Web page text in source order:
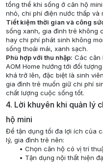
tổng thể khi sống ở căn hộ
nhỏ, chi phí điện nước thấp và
Tiết kiệm thời gian và công
sống xanh, gia đình trẻ không
hay chi phí phát sinh không
sống thoải mái, xanh sạch.
Phù hợp với thu nhập: Các căn
AOM Home hướng tới đối
khá trở lên, đặc biệt là sinh
gia đình trẻ muốn giữ chi phí
chất lượng cuộc sống tốt.
4. Lời khuyên khi quản lý
hộ mini
Để tận dụng tối đa lợi ích của
lý, gia đình trẻ nên:
Chọn căn hộ có vị trí
Tận dụng nội thất hiện